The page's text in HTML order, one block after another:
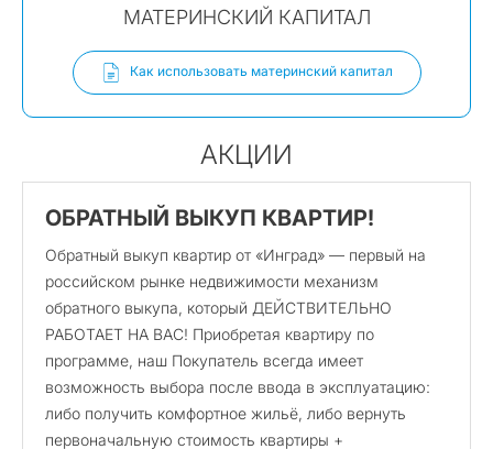
МАТЕРИНСКИЙ КАПИТАЛ
Как использовать материнский капитал
АКЦИИ
ОБРАТНЫЙ ВЫКУП КВАРТИР!
Обратный выкуп квартир от «Инград» — первый на
российском рынке недвижимости механизм
обратного выкупа, который ДЕЙСТВИТЕЛЬНО
РАБОТАЕТ НА ВАС! Приобретая квартиру по
программе, наш Покупатель всегда имеет
возможность выбора после ввода в эксплуатацию:
либо получить комфортное жильё, либо вернуть
первоначальную стоимость квартиры +